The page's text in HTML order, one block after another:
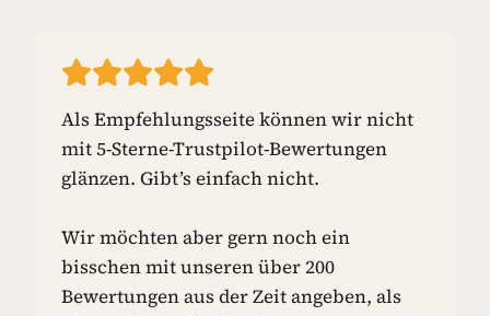
Als Empfehlungsseite können wir nicht
mit 5-Sterne-Trustpilot-Bewertungen
glänzen. Gibt’s einfach nicht.
Wir möchten aber gern noch ein
bisschen mit unseren über 200
Bewertungen aus der Zeit angeben, als